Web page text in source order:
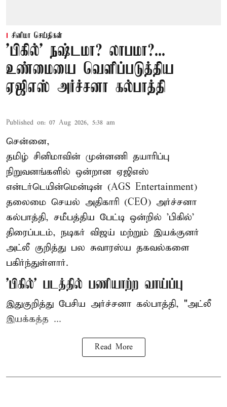
சினிமா செய்திகள்
'பிகில்' நஷ்டமா? லாபமா?...
உண்மையை வெளிப்படுத்திய
ஏஜிஎஸ் அர்ச்சனா கல்பாத்தி
Published on: 07 Aug 2026, 5:38 am
சென்னை,
தமிழ் சினிமாவின் முன்னணி தயாரிப்பு
நிறுவனங்களில் ஒன்றான ஏஜிஎஸ்
என்டர்டெயின்மென்டின் (AGS Entertainment)
தலைமை செயல் அதிகாரி (CEO) அர்ச்சனா
கல்பாத்தி, சமீபத்திய பேட்டி ஒன்றில் 'பிகில்'
திரைப்படம், நடிகர் விஜய் மற்றும் இயக்குனர்
அட்லீ குறித்து பல சுவாரஸ்ய தகவல்களை
பகிர்ந்துள்ளார்.
'பிகில்' படத்தில் பணியாற்ற வாய்ப்பு
இதுகுறித்து பேசிய அர்ச்சனா கல்பாத்தி, "அட்லீ
இயக்கத்த ...
Read More